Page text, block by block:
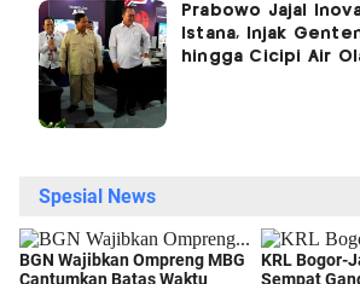
Prabowo Jajal
Istana, Injak
hingga Cicipi Air